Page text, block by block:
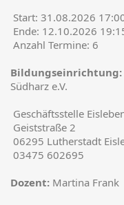
Start: 31.08.2026
Ende: 12.10.2026
Anzahl Termine: 6
Bildungseinrichtung:
Südharz e.V.
Geschäftsstelle
Geiststraße 2
06295 Lutherstadt
03475 602695
Dozent: Martina Frank